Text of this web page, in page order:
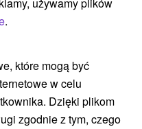
ruiny(7)
winne
sakralne(4)
(1) Jazda konna
(2)
.
które mogą być
w celu
Dzięki plikom
zgodnie z tym, czego